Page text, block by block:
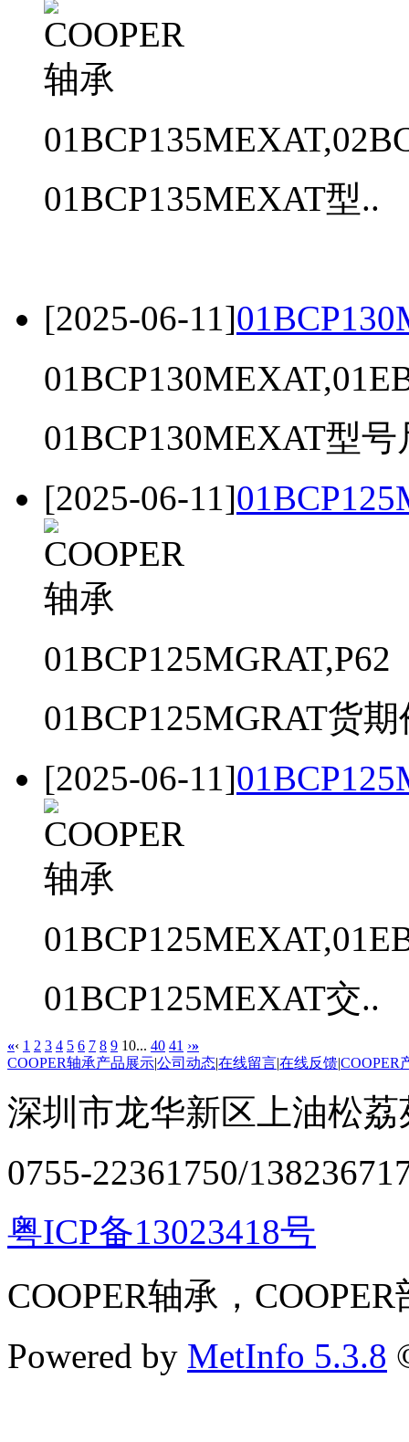
01BCP135MEXAT型..
[2025-06-11]
01BCP130MEXAT型号
[2025-06-11]
01BCP125MGRAT,P62
01BCP125MGRAT货期
[2025-06-11]
01BCP125MEXAT交..
«‹ 1 2 3 4 5 6 7 8 9 10... 40 41 ›»
COOPER轴承产品展示|公司动态|在线留言|在线反馈|COOPER
深圳市龙华新区上油松
0755-22361750/
粤ICP备13023418号
COOPER轴承，
Powered by MetInfo 5.3.8